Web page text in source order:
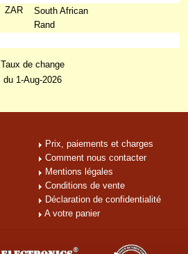
ZAR
South African
Rand
Taux de change
du 1-Aug-2026
Prix, paiements et charges
Comment nous contacter
Mentions légales
Conditions de vente
Déclaration de confidentialité
A votre panier